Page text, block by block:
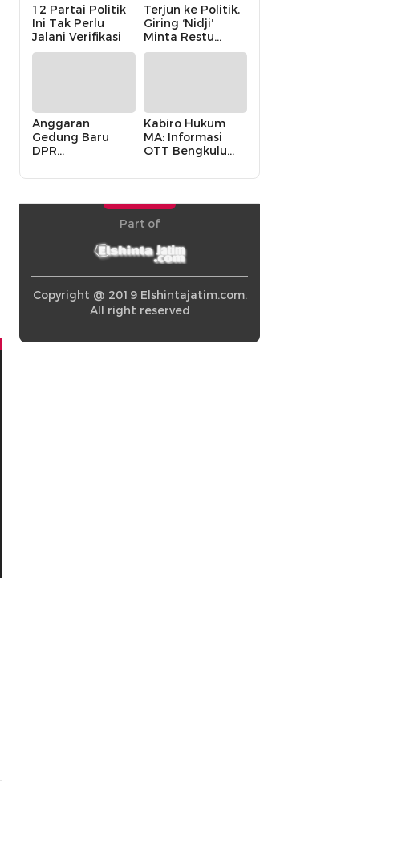
12 Partai Politik
Ini Tak Perlu
Jalani Verifikasi
Terjun ke Politik,
Giring ‘Nidji’
Minta Restu
Keluarga
Anggaran
Gedung Baru
DPR
Cair karena
Budi” Pemerintah
Kabiro Hukum
MA: Informasi
OTT Bengkulu
Internal MA
Part of
Copyright @ 2019 Elshintajatim.com.
All right reserved